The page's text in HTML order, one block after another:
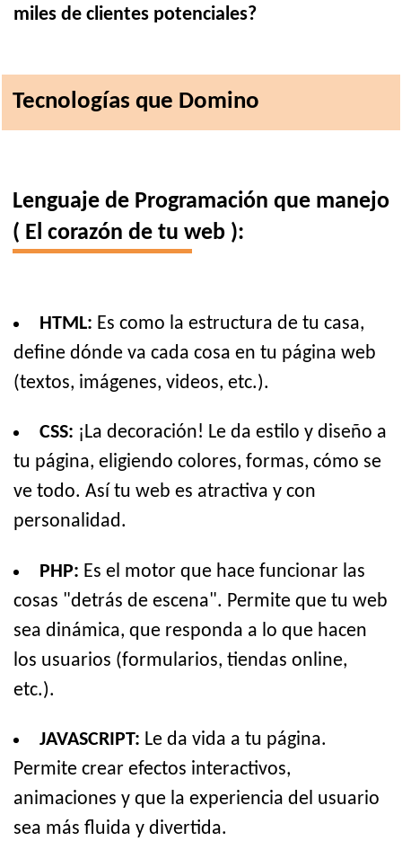
miles de clientes potenciales?
Tecnologías que Domino
Lenguaje de Programación que manejo
( El corazón de tu web ):
HTML: Es como la estructura de tu casa,
define dónde va cada cosa en tu página web
(textos, imágenes, videos, etc.).
CSS: ¡La decoración! Le da estilo y diseño a
tu página, eligiendo colores, formas, cómo se
ve todo. Así tu web es atractiva y con
personalidad.
PHP: Es el motor que hace funcionar las
cosas "detrás de escena". Permite que tu web
sea dinámica, que responda a lo que hacen
los usuarios (formularios, tiendas online,
etc.).
JAVASCRIPT: Le da vida a tu página.
Permite crear efectos interactivos,
animaciones y que la experiencia del usuario
sea más fluida y divertida.